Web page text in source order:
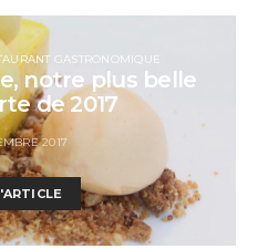
GASTRONOMIQUE
notre plus belle
de 2017
2017